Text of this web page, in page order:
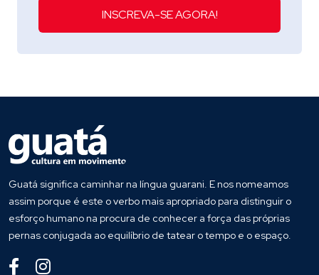
INSCREVA-SE AGORA!
Guatá significa caminhar na língua guarani. E nos nomeamos
assim porque é este o verbo mais apropriado para distinguir o
esforço humano na procura de conhecer a força das próprias
pernas conjugada ao equilíbrio de tatear o tempo e o espaço.